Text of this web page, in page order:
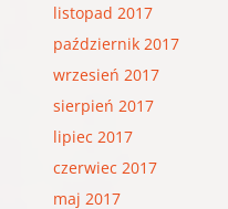
listopad 2017
październik 2017
wrzesień 2017
sierpień 2017
lipiec 2017
czerwiec 2017
maj 2017